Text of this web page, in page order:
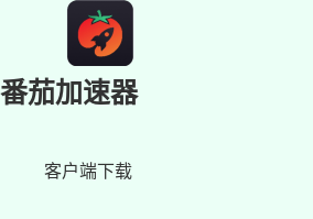
番茄加速器
客户端下载